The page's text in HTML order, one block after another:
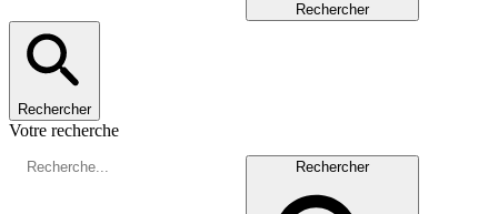
Rechercher
Rechercher
Votre recherche
Rechercher